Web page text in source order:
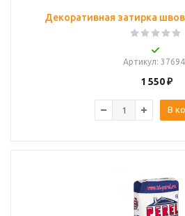
Декоративная затирка
Артикул:
1 550₽
В